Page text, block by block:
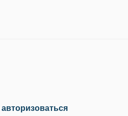
авторизоваться